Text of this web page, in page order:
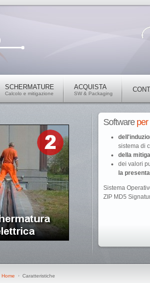
SCHERMATURE
Calcolo e mitigazione
ACQUISTA
SW & Packaging
Softwareper
sistema di
della
dei valori
la
Sistema
ZIP MD5
Home Caratteristiche